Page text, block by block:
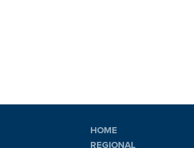
HOME
REGIONAL